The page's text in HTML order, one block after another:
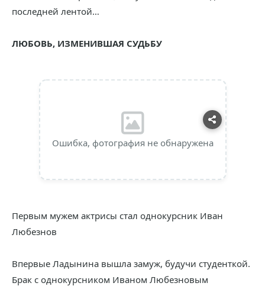
последней лентой…
ЛЮБОВЬ, ИЗМЕНИВШАЯ СУДЬБУ
Ошибка, фотография не обнаружена
Первым мужем актрисы стал однокурсник Иван
Любезнов
Впервые Ладынина вышла замуж, будучи студенткой.
Брак с однокурсником Иваном Любезновым